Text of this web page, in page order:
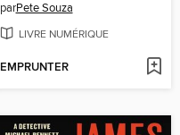
parPete Souza
LIVRE NUMÉRIQUE
EMPRUNTER